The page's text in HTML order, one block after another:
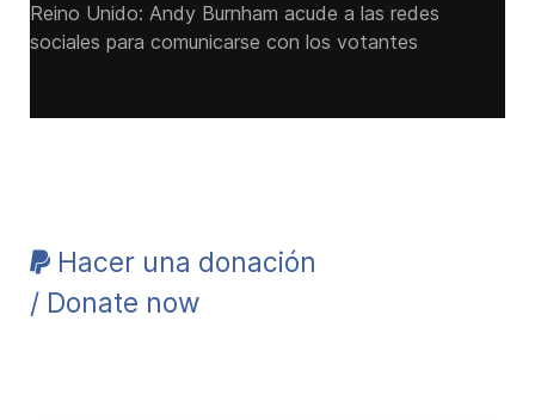
Reino Unido: Andy ‌Burnham acude a las redes
sociales para comunicarse con los votantes
Hacer una donación
/ Donate now